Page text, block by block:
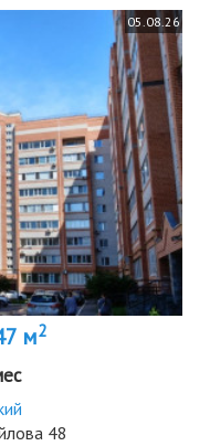
05.08.26
м2
48